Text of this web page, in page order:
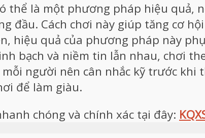
thể là một phương pháp hiệu quả,
đầu. Cách chơi này giúp tăng cơ
hiệu quả của phương pháp này
bạch và niềm tin lẫn nhau, chơi
người nên cân nhắc kỹ trước
để làm giàu.
chóng và chính xác tại đây: